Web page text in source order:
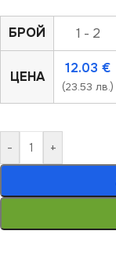
БРОЙ 1 - 2
ЦЕНА
12.03 €
(23.53 лв.)
- +